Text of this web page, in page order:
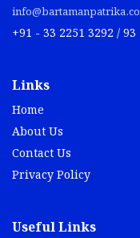
+91 - 33 2251 3292 / 93
Links
Home
About Us
Contact Us
Privacy Policy
Useful Links